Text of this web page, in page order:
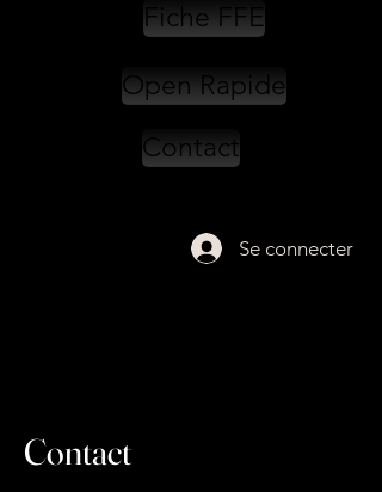
Fiche FFE
Open Rapide
Contact
Se connecter
Contact